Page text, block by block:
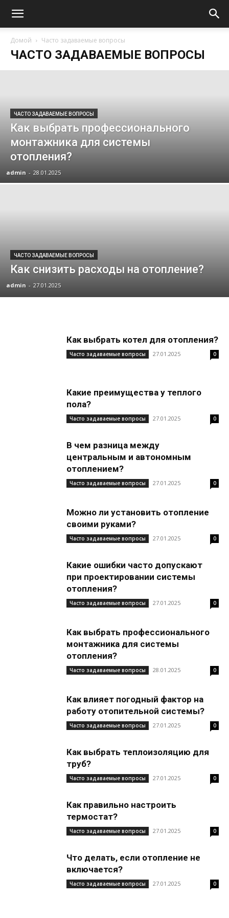
Домой Часто задаваемые вопросы
ЧАСТО ЗАДАВАЕМЫЕ ВОПРОСЫ
ЧАСТО ЗАДАВАЕМЫЕ ВОПРОСЫ
Как выбрать профессионального
монтажника для системы
отопления?
admin - 28.01.2025
ЧАСТО ЗАДАВАЕМЫЕ ВОПРОСЫ
Как снизить расходы на отопление?
admin - 27.01.2025
Как выбрать котел для отопления?
Часто задаваемые вопросы 27.01.2025 0
Какие преимущества у теплого
пола?
Часто задаваемые вопросы 27.01.2025 0
В чем разница между
центральным и автономным
отоплением?
Часто задаваемые вопросы 27.01.2025 0
Можно ли установить отопление
своими руками?
Часто задаваемые вопросы 27.01.2025 0
Какие ошибки часто допускают
при проектировании системы
отопления?
Часто задаваемые вопросы 27.01.2025 0
Как выбрать профессионального
монтажника для системы
отопления?
Часто задаваемые вопросы 28.01.2025 0
Как влияет погодный фактор на
работу отопительной системы?
Часто задаваемые вопросы 27.01.2025 0
Как выбрать теплоизоляцию для
труб?
Часто задаваемые вопросы 27.01.2025 0
Как правильно настроить
термостат?
Часто задаваемые вопросы 27.01.2025 0
Что делать, если отопление не
включается?
Часто задаваемые вопросы 27.01.2025 0